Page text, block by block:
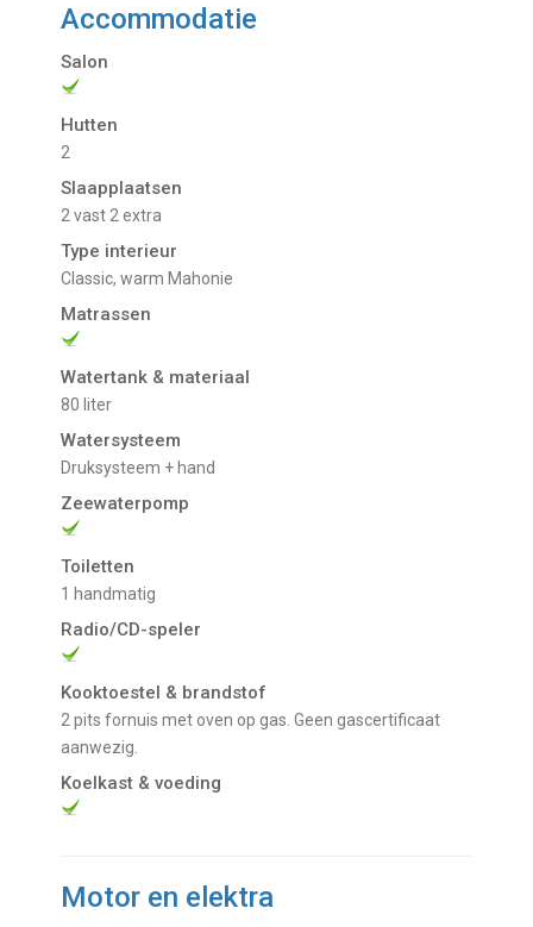
Accommodatie
Salon
Hutten
2
Slaapplaatsen
2 vast 2 extra
Type interieur
Classic, warm Mahonie
Matrassen
Watertank & materiaal
80 liter
Watersysteem
Druksysteem + hand
Zeewaterpomp
Toiletten
1 handmatig
Radio/CD-speler
Kooktoestel & brandstof
2 pits fornuis met oven op gas. Geen gascertificaat
aanwezig.
Koelkast & voeding
Motor en elektra